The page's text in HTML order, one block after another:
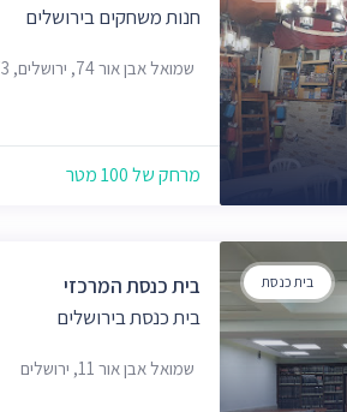
חנות משחקים בירושלים
שמואל אבן אור 74, ירושלים, 9666473
מרחק של 100 מטר
בית כנסת
בית כנסת המרכזי
בית כנסת בירושלים
שמואל אבן אור 11, ירושלים